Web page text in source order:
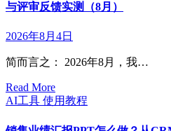
与评审反馈实测（8月）
2026年8月4日
简而言之： 2026年8月，我…
Read More
AI工具 使用教程